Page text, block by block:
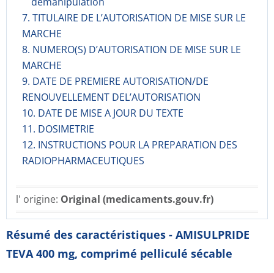
7. TITULAIRE DE L’AUTORISATION DE MISE SUR LE
MARCHE
8. NUMERO(S) D’AUTORISATION DE MISE SUR LE
MARCHE
9. DATE DE PREMIERE AUTORISATION/DE
RENOUVELLEMENT DEL’AUTORISATION
10. DATE DE MISE A JOUR DU TEXTE
11. DOSIMETRIE
12. INSTRUCTIONS POUR LA PREPARATION DES
RADIOPHARMACE­UTIQUES
l' origine: Original (medicaments.gouv.fr)
Résumé des caractéristiques - AMISULPRIDE
TEVA 400 mg, comprimé pelliculé sécable